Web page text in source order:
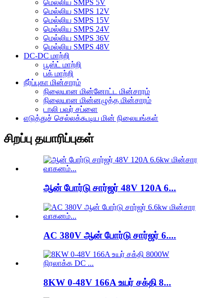
மெல்லிய SMPS 5V
மெல்லிய SMPS 12V
மெல்லிய SMPS 15V
மெல்லிய SMPS 24V
மெல்லிய SMPS 36V
மெல்லிய SMPS 48V
DC-DC மாற்றி
பூஸ்ட் மாற்றி
பக் மாற்றி
நீர்ப்புகா மின்சாரம்
நிலையான மின்னோட்ட மின்சாரம்
நிலையான மின்னழுத்த மின்சாரம்
டாலி பவர் சப்ளை
எடுத்துச் செல்லக்கூடிய மின் நிலையங்கள்
சிறப்பு தயாரிப்புகள்
ஆன் போர்டு சார்ஜர் 48V 120A 6...
AC 380V ஆன் போர்டு சார்ஜர் 6....
8KW 0-48V 166A உயர் சக்தி 8...